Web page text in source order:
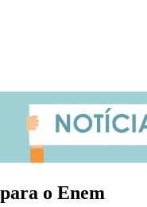
o Enem